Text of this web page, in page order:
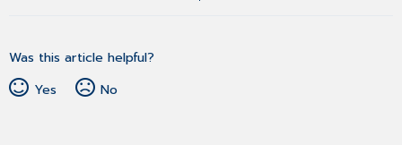
Was this article helpful?
Yes
No